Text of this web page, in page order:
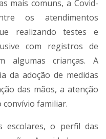
mais comuns, a Covid-
os atendimentos
realizando testes e
com registros de
algumas crianças. A
da adoção de medidas
das mãos, a atenção
convívio familiar.
escolares, o perfil das